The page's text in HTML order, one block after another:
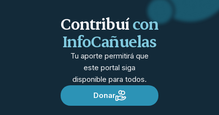
Contribuícon
InfoCañuelas
Tu aporte permitirá que
este portal siga
disponible para todos.
Donar